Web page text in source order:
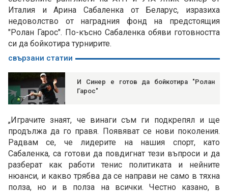
Италия и Арина Сабаленка от Беларус, изразиха
недоволство от наградния фонд на предстоящия
"Ролан Гарос". По-късно Сабаленка обяви готовността
си да бойкотира турнирите.
свързани статии
И Синер е готов да бойкотира "Ролан
Гарос"
„Играчите знаят, че винаги съм ги подкрепял и ще
продължа да го правя. Появяват се нови поколения.
Радвам се, че лидерите на нашия спорт, като
Сабаленка, са готови да повдигнат тези въпроси и да
разберат как работи тенис политиката и нейните
нюанси, и какво трябва да се направи не само в тяхна
полза, но и в полза на всички. Честно казано, в